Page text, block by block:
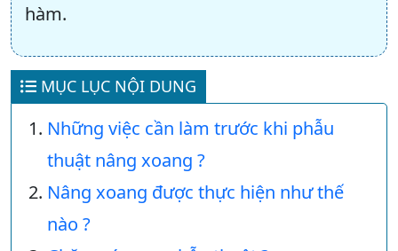
hàm.
MỤC LỤC NỘI DUNG
Những việc cần làm trước khi phẫu
thuật nâng xoang ?
Nâng xoang được thực hiện như thế
nào ?